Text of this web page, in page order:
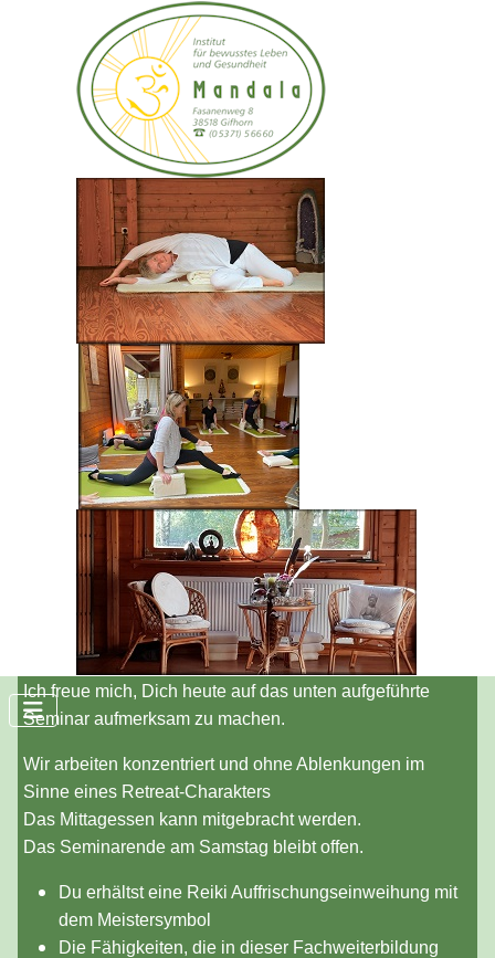
Reiki- Lichtarbeit für diese
Zeit
Den Weg des Herzens gehen
Zertifizierte Fachweiterbildung
Konzipiert für
alle Interessierte ab dem 2. Grad Reiki
Reiki-Meister*innen, Reiki-Lehrer*innen,
Ich freue mich, Dich heute auf das unten aufgeführte
Seminar aufmerksam zu machen.
Wir arbeiten konzentriert und ohne Ablenkungen im
Sinne eines Retreat-Charakters
Das Mittagessen kann mitgebracht werden.
Das Seminarende am Samstag bleibt offen.
Du erhältst eine Reiki Auffrischungseinweihung mit
dem Meistersymbol
Die Fähigkeiten, die in dieser Fachweiterbildung